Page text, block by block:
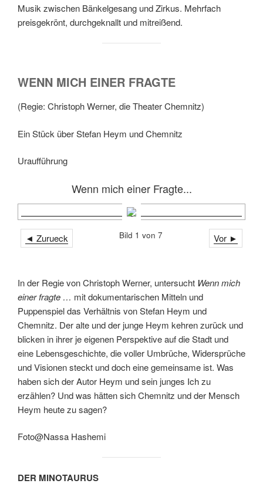
Musik zwischen Bänkelgesang und Zirkus. Mehrfach
preisgekrönt, durchgeknallt und mitreißend.
WENN MICH EINER FRAGTE
(Regie: Christoph Werner, die Theater Chemnitz)
Ein Stück über Stefan Heym und Chemnitz
Uraufführung
Wenn mich einer Fragte...
◄ Zurueck Vor ►
Bild 1 von 7
In der Regie von Christoph Werner, untersucht Wenn mich
einer fragte … mit dokumentarischen Mitteln und
Puppenspiel das Verhältnis von Stefan Heym und
Chemnitz. Der alte und der junge Heym kehren zurück und
blicken in ihrer je eigenen Perspektive auf die Stadt und
eine Lebensgeschichte, die voller Umbrüche, Widersprüche
und Visionen steckt und doch eine gemeinsame ist. Was
haben sich der Autor Heym und sein junges Ich zu
erzählen? Und was hätten sich Chemnitz und der Mensch
Heym heute zu sagen?
Foto@Nassa Hashemi
DER MINOTAURUS